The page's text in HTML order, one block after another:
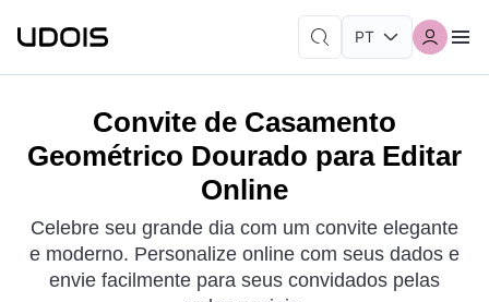
Convite de Casamento
Geométrico Dourado para Editar
Online
Celebre seu grande dia com um convite elegante
e moderno. Personalize online com seus dados e
envie facilmente para seus convidados pelas